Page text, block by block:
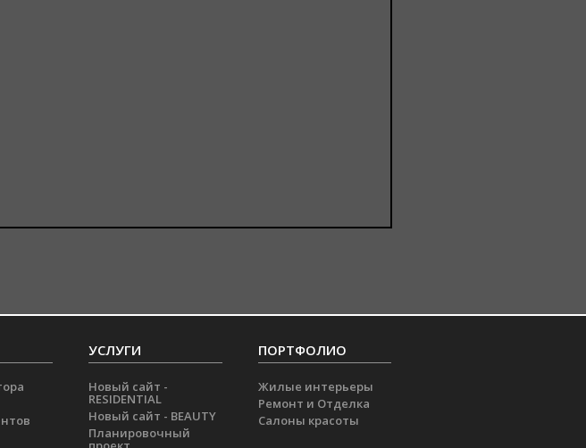
УСЛУГИ
Новый сайт -
RESIDENTIAL
Новый сайт - BEAUTY
Планировочный
ПОРТФОЛИО
Жилые интерьеры
Ремонт и Отделка
Салоны красоты